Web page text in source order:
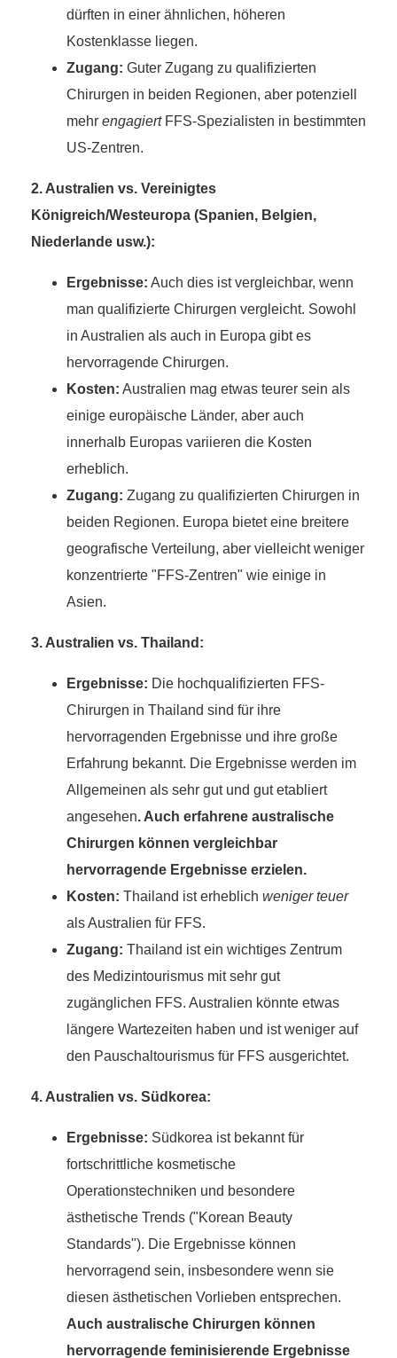
dürften in einer ähnlichen, höheren
Kostenklasse liegen.
Zugang: Guter Zugang zu qualifizierten
Chirurgen in beiden Regionen, aber potenziell
mehr engagiertFFS-Spezialisten in bestimmten
US-Zentren.
2. Australien vs. Vereinigtes
Königreich/Westeuropa (Spanien, Belgien,
Niederlande usw.):
Ergebnisse: Auch dies ist vergleichbar, wenn
man qualifizierte Chirurgen vergleicht. Sowohl
in Australien als auch in Europa gibt es
hervorragende Chirurgen.
Kosten: Australien mag etwas teurer sein als
einige europäische Länder, aber auch
innerhalb Europas variieren die Kosten
erheblich.
Zugang: Zugang zu qualifizierten Chirurgen in
beiden Regionen. Europa bietet eine breitere
geografische Verteilung, aber vielleicht weniger
konzentrierte "FFS-Zentren" wie einige in
Asien.
3. Australien vs. Thailand:
Ergebnisse: Die hochqualifizierten FFS-
Chirurgen in Thailand sind für ihre
hervorragenden Ergebnisse und ihre große
Erfahrung bekannt. Die Ergebnisse werden im
Allgemeinen als sehr gut und gut etabliert
angesehen. Auch erfahrene australische
Chirurgen können vergleichbar
hervorragende Ergebnisse erzielen.
Kosten: Thailand ist erheblich weniger teuer
als Australien für FFS.
Zugang: Thailand ist ein wichtiges Zentrum
des Medizintourismus mit sehr gut
zugänglichen FFS. Australien könnte etwas
längere Wartezeiten haben und ist weniger auf
den Pauschaltourismus für FFS ausgerichtet.
4. Australien vs. Südkorea:
Ergebnisse: Südkorea ist bekannt für
fortschrittliche kosmetische
Operationstechniken und besondere
ästhetische Trends ("Korean Beauty
Standards"). Die Ergebnisse können
hervorragend sein, insbesondere wenn sie
diesen ästhetischen Vorlieben entsprechen.
Auch australische Chirurgen können
hervorragende feminisierende Ergebnisse